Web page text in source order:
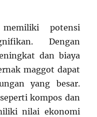
potensi
Dengan
dan biaya
maggot dapat
yang besar.
kompos dan
nilai ekonomi